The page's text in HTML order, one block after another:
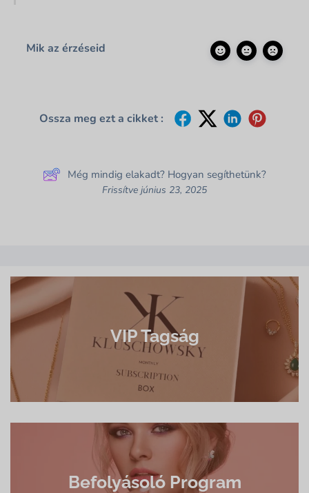
Mik az érzéseid
Ossza meg ezt a cikket :
Még mindig elakadt? Hogyan segíthetünk?
Frissítve június 23, 2025
VIP Tagság
Befolyásoló Program